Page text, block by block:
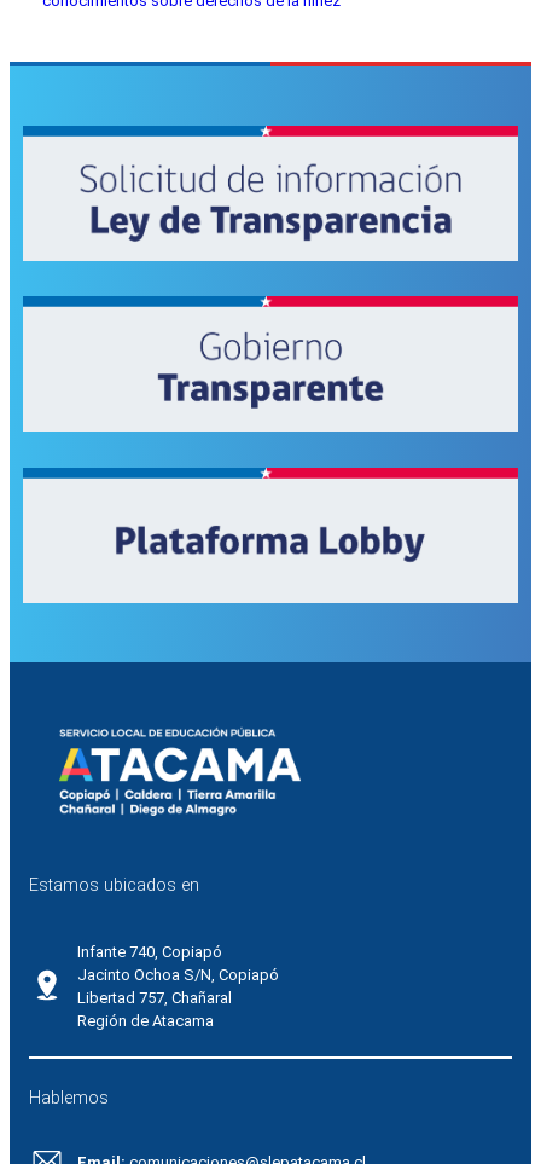
Estamos ubicados en
Infante 740, Copiapó
Jacinto Ochoa S/N, Copiapó
Libertad 757, Chañaral
Región de Atacama
Hablemos